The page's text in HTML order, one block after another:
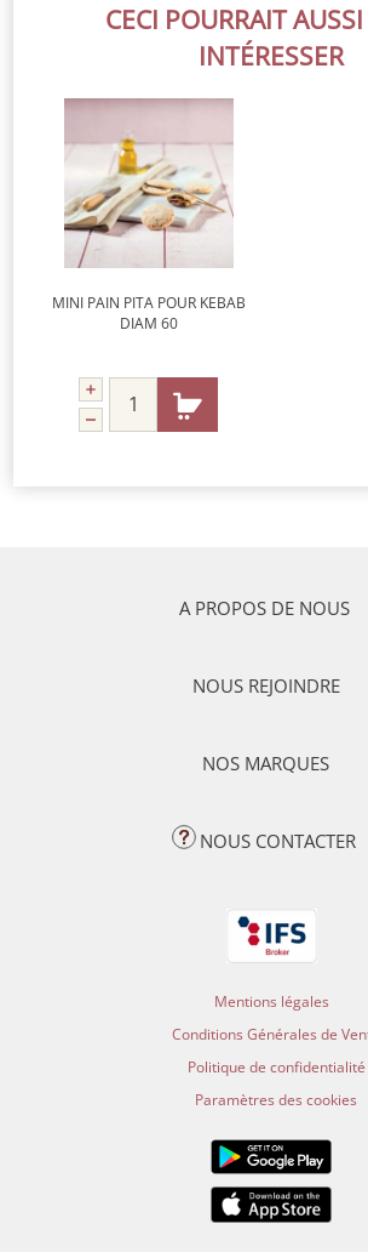
CECI POURRAIT
INTÉRESSER
MINI PAIN PITA POUR KEBAB
DIAM 60
A PROPOS DE NOUS
NOUS REJOINDRE
NOS MARQUES
NOUS CONTACTER
Mentions légales
Conditions Générales de
Politique de confidentialité
Paramètres des cookies